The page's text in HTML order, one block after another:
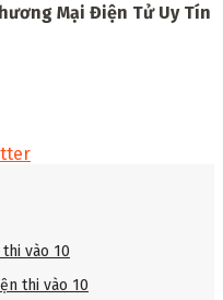
Mại Điện Tử Uy Tín
vào 10
thi vào 10